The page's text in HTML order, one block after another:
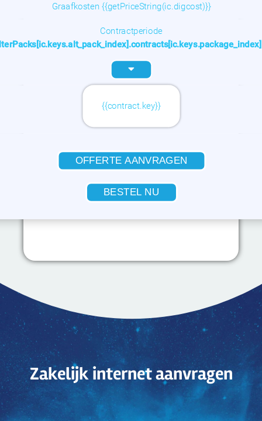
Graafkosten {{getPriceString(ic.digcost)}}
Contractperiode
{{contract.key}}
{{feature.text}}
OFFERTE AANVRAGEN
BESTEL NU
Zakelijk internet aanvragen